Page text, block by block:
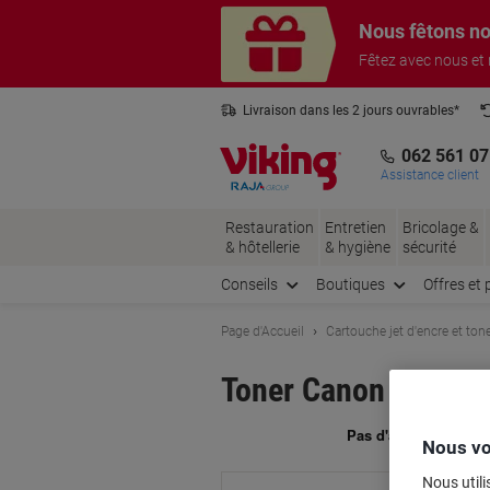
Nous fêtons
Fêtez avec nous
Livraison dans les 2 jours ouvrables*
062 561
Assistance client
Restauration
& hôtellerie
Entretien
& hygiène
Bricolage &
sécurité
Conseils Boutiques Offres et
Page d'Accueil Cartouche jet d'encre et
Toner Canon
Nous
Nous